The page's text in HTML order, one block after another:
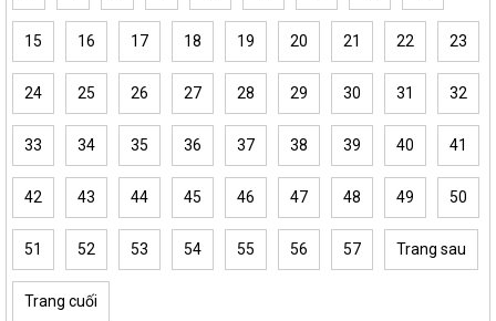
15 16 17 18 19 20 21 22 23
24 25 26 27 28 29 30 31 32
33 34 35 36 37 38 39 40 41
42 43 44 45 46 47 48 49 50
51 52 53 54 55 56 57 Trang sau
Trang cuối